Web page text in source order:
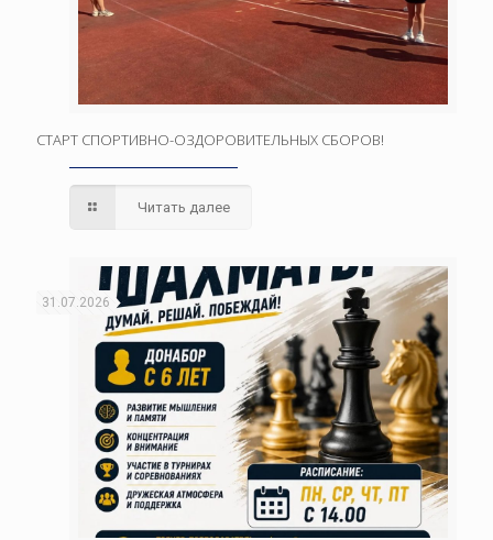
СТАРТ СПОРТИВНО-ОЗДОРОВИТЕЛЬНЫХ СБОРОВ!
Читать далее
31.07.2026